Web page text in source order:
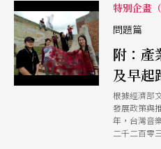
東摸西撿，
人的價值吧
回顧臺南文
跡，也許曾
年，又重新
演出當成自
文化中心演
藝術家實現
梁。某種程
我心中駐留
特別企畫
問題篇
附：產
及早起
根據經濟部
發展政策與
年，台灣音
二千二百零